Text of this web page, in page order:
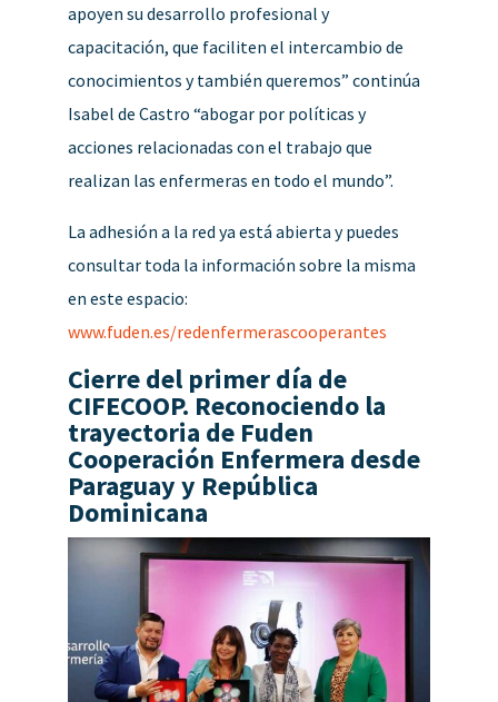
apoyen su desarrollo profesional y
capacitación, que faciliten el intercambio de
conocimientos y también queremos” continúa
Isabel de Castro “abogar por políticas y
acciones relacionadas con el trabajo que
realizan las enfermeras en todo el mundo”.
La adhesión a la red ya está abierta y puedes
consultar toda la información sobre la misma
en este espacio:
www.fuden.es/redenfermerascooperantes
Cierre del primer día de
CIFECOOP. Reconociendo la
trayectoria de Fuden
Cooperación Enfermera desde
Paraguay y República
Dominicana